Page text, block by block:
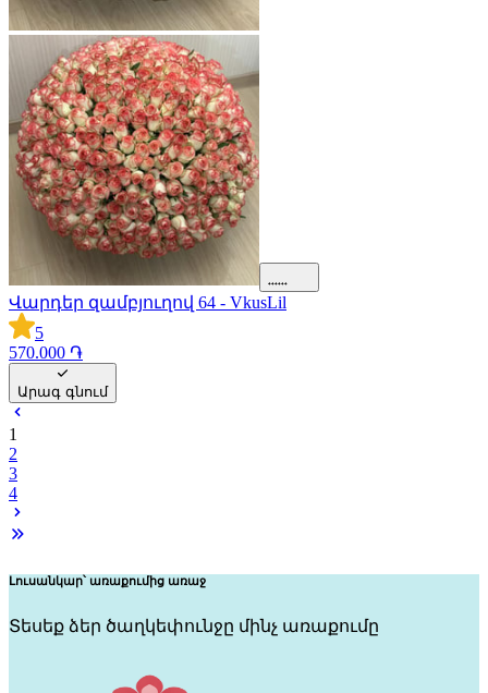
Վարդեր զամբյուղով 64 - VkusLil
5
570.000 ֏
Արագ գնում
1
2
3
4
Լուսանկար՝ առաքումից առաջ
Տեսեք ձեր ծաղկեփունջը մինչ առաքումը